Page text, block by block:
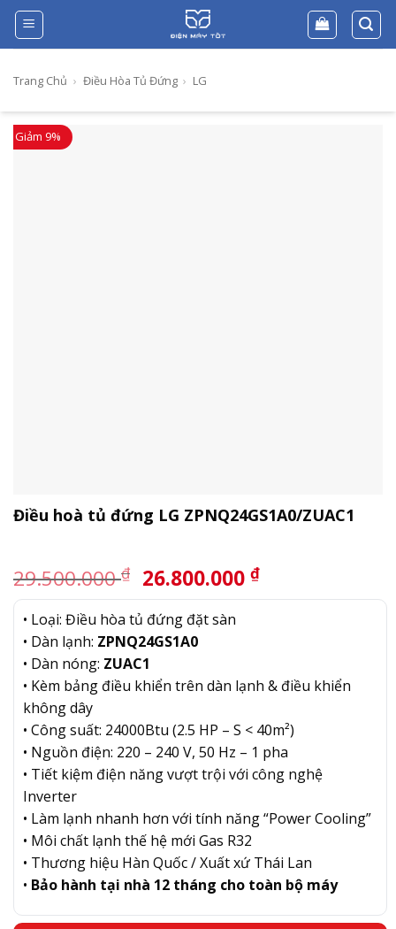
Skip
content
Trang Chủ › Điều Hòa Tủ Đứng › LG
Giảm 9%
Điều hoà tủ đứng LG ZPNQ24GS1A0/ZUAC1
29.500.000₫ Giá
gốc
là:
29.500.000 ₫.
26.800.000 ₫Giá
hiện
• Loại: Điều hòa tủ đứng đặt sàn
• Dàn lạnh: ZPNQ24GS1A0
• Dàn nóng: ZUAC1
• Kèm bảng điều khiển trên dàn lạnh & điều khiển
không dây
• Công suất: 24000Btu (2.5 HP – S < 40m²)
• Nguồn điện: 220 – 240 V, 50 Hz – 1 pha
• Tiết kiệm điện năng vượt trội với công nghệ
Inverter
• Làm lạnh nhanh hơn với tính năng “Power Cooling”
• Môi chất lạnh thế hệ mới Gas R32
• Thương hiệu Hàn Quốc / Xuất xứ Thái Lan
• Bảo hành tại nhà 12 tháng cho toàn bộ máy